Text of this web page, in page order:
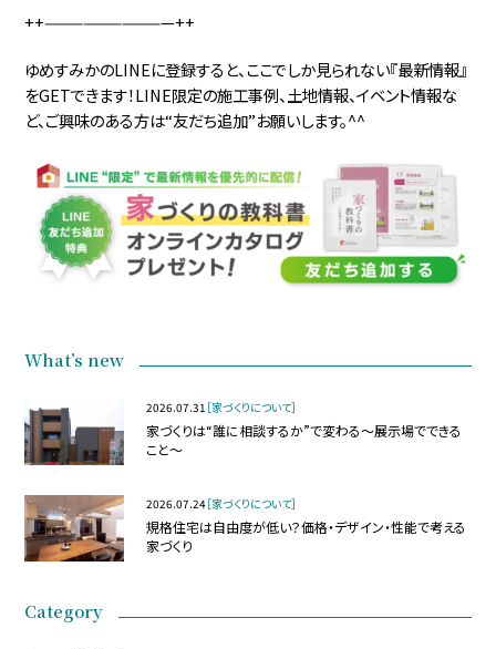
++——————————++
ゆめすみかのLINEに登録すると、ここでしか見られない『最新情報』
をGETできます！LINE限定の施工事例、土地情報、イベント情報な
ど、ご興味のある方は“友だち追加”お願いします。^^
What’s new
2026.07.31 ［家づくりについて］
家づくりは“誰に相談するか”で変わる～展示場でできる
こと～
2026.07.24［家づくりについて］
規格住宅は自由度が低い？価格・デザイン・性能で考える
家づくり
Category